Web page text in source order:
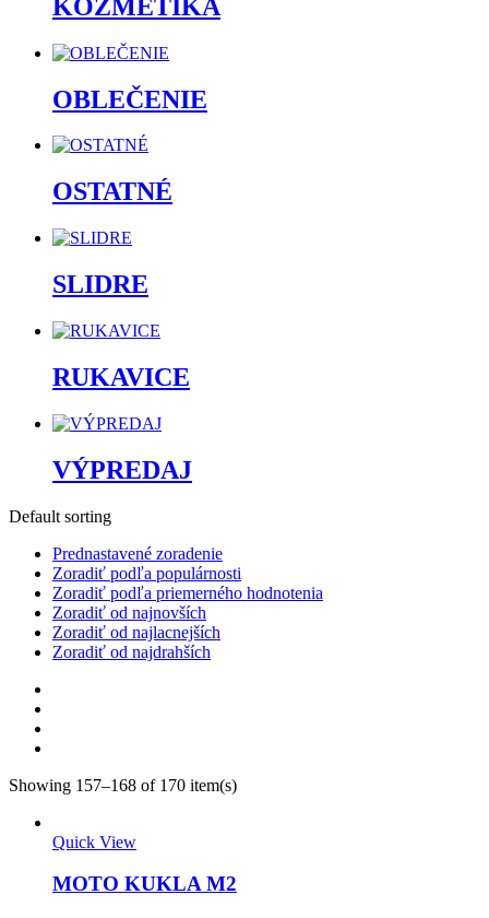
KOZMETIKA
OBLEČENIE
OSTATNÉ
SLIDRE
RUKAVICE
VÝPREDAJ
Default sorting
Prednastavené zoradenie
Zoradiť podľa populárnosti
Zoradiť podľa priemerného hodnotenia
Zoradiť od najnovších
Zoradiť od najlacnejších
Zoradiť od najdrahších
Showing 157–168 of 170 item(s)
Quick View
MOTO KUKLA M2